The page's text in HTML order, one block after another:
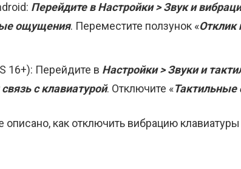
Перейдите в Настройки > Звук и
ощущения. Переместите ползунок «Отклик
16+): Перейдите в Настройки > Звуки и
с клавиатурой. Отключите «Тактильные
описано, как отключить вибрацию